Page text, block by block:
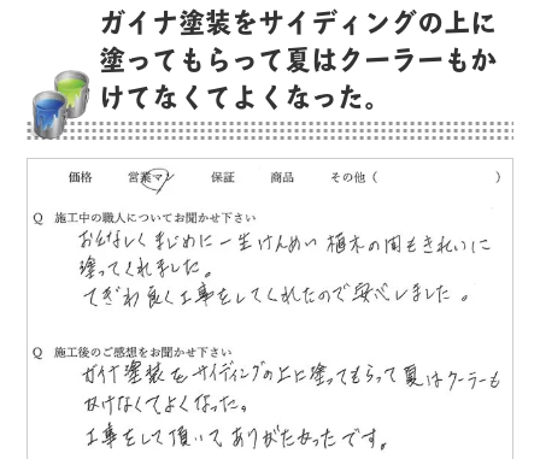
ガイナ塗装をサイディングの上に
塗ってもらって夏はクーラーもか
けてなくてよくなった。